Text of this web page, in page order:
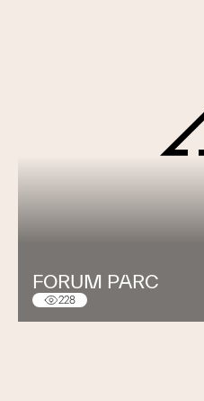
FORUM PARC
228